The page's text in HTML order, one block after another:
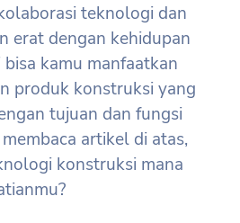
teknologi dan
erat dengan kehidupan
kamu manfaatkan
produk konstruksi yang
tujuan dan fungsi
artikel di atas,
konstruksi mana